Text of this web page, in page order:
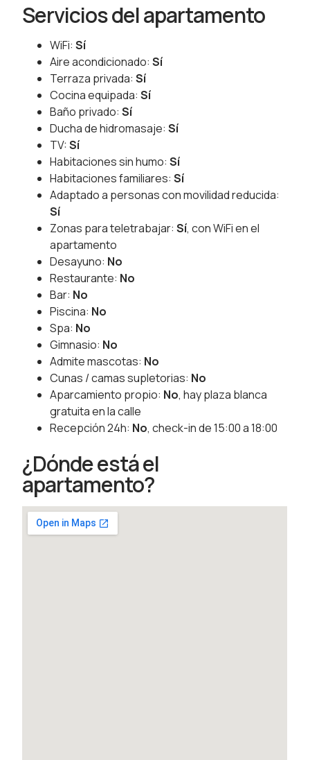
Servicios del apartamento
WiFi:Sí
Aire acondicionado:Sí
Terraza privada:Sí
Cocina equipada:Sí
Baño privado:Sí
Ducha de hidromasaje:Sí
TV:Sí
Habitaciones sin humo:Sí
Habitaciones familiares:Sí
Adaptado a personas con movilidad reducida:
Sí
Zonas para teletrabajar:Sí, con WiFi en el
apartamento
Desayuno: No
Restaurante: No
Bar: No
Piscina: No
Spa: No
Gimnasio: No
Admite mascotas: No
Cunas / camas supletorias: No
Aparcamiento propio: No, hay plaza blanca
gratuita en la calle
Recepción 24h: No, check-in de 15:00 a 18:00
¿Dónde está el
apartamento?